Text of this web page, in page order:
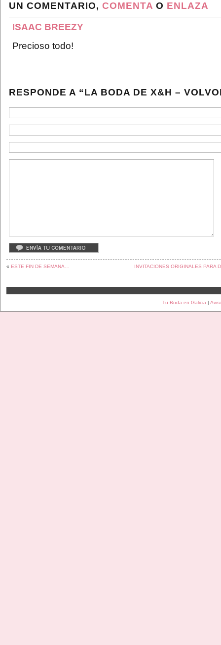
UN COMENTARIO, COMENTA O ENLAZA
ISAAC BREEZY
Precioso todo!
RESPONDE A “LA BODA DE X&H –
« ESTE FIN DE SEMANA… INVITACIONES ORIGINALES PARA
Tu Boda en Galicia |